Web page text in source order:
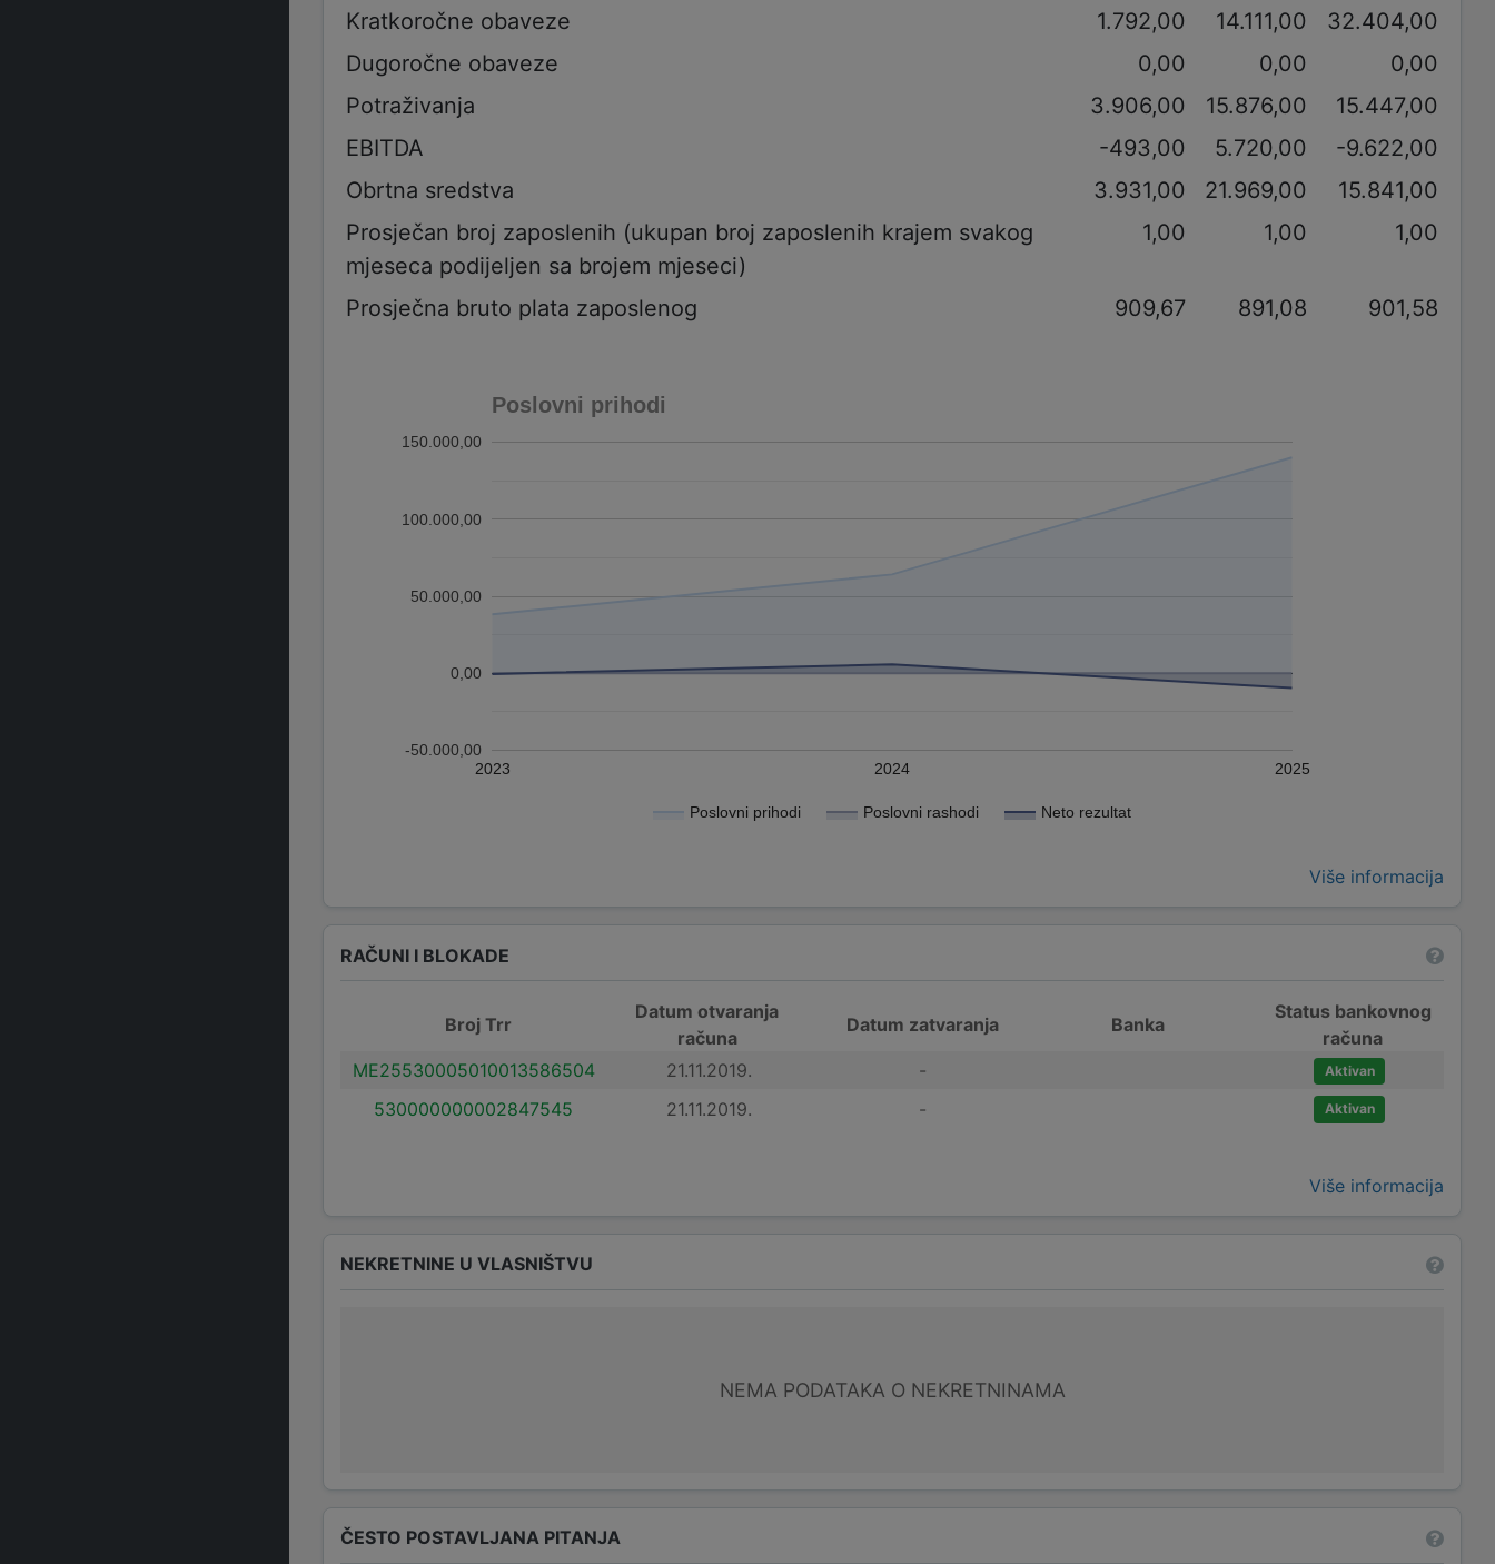
Kratkoročne obaveze
1.792,00 14.111,00
32.404,00
Dugoročne obaveze
0,00 0,00
0,00
Potraživanja
3.906,00 15.876,00
15.447,00
EBITDA
-493,00 5.720,00
-9.622,00
Obrtna sredstva
3.931,00 21.969,00
15.841,00
Prosječan broj zaposlenih (ukupan broj zaposlenih krajem svakog
mjeseca podijeljen sa brojem mjeseci)
1,00 1,00 1,00
Prosječna bruto plata zaposlenog 909,67 891,08 901,58
Poslovni prihodi
Poslovni prihodi Poslovni rashodi Neto rezultat
2023 2024 2025
-50.000,00
0,00
50.000,00
100.000,00
150.000,00
Više informacija
RAČUNI I BLOKADE
Broj Trr
Datum otvaranja
računa
Datum zatvaranja Banka
Status bankovnog
računa
ME25530005010013586504
21.11.2019. - Aktivan
530000000002847545 21.11.2019. - Aktivan
Više informacija
NEKRETNINE U VLASNIŠTVU
NEMA PODATAKA O NEKRETNINAMA
ČESTO POSTAVLJANA PITANJA